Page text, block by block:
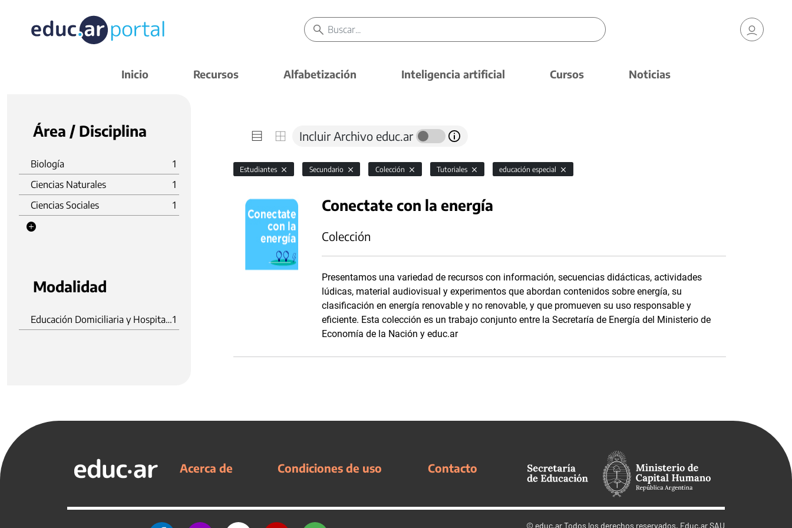
Inicio Recursos Alfabetización Inteligencia artificial Cursos Noticias
Área / Disciplina
Biología
1
Ciencias Naturales
1
Ciencias Sociales
1
Modalidad
Educación Domiciliaria y Hospitalaria1
Incluir Archivo educ.ar
Estudiantes Secundario Colección Tutoriales educación especial
Conectate con la energía
Colección
Presentamos una variedad de recursos con información, secuencias didácticas, actividades
lúdicas, material audiovisual y experimentos que abordan contenidos sobre energía, su
clasificación en energía renovable y no renovable, y que promueven su uso responsable y
eficiente. Esta colección es un trabajo conjunto entre la Secretaría de Energía del Ministerio de
Economía de la Nación y educ.ar
Acerca de Condiciones de uso Contacto
© educ.arTodos los derechos reservados. Educ.ar SAU